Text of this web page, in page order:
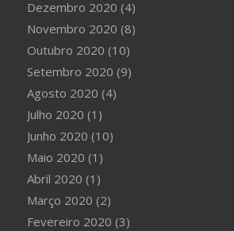
Dezembro 2020 (4)
Novembro 2020 (8)
Outubro 2020 (10)
Setembro 2020 (9)
Agosto 2020 (4)
Julho 2020 (1)
Junho 2020 (10)
Maio 2020 (1)
Abril 2020 (1)
Março 2020 (2)
Fevereiro 2020 (3)